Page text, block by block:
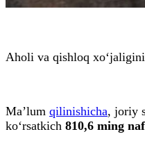
Aholi va qishloq
Ma’lum qilinishicha, joriy
ko‘rsatkich 810,6 ming